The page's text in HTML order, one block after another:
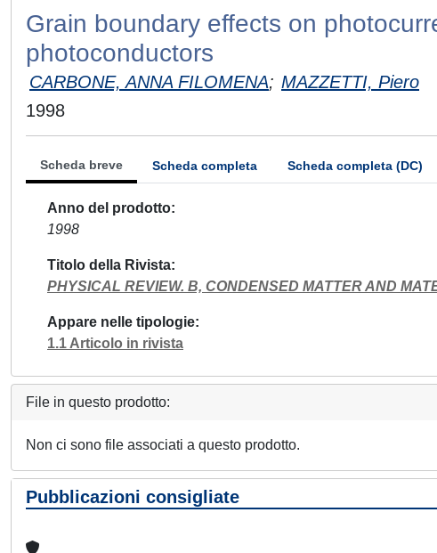
Grain boundary effects on
photoconductors
CARBONE, ANNA FILOMENA; MAZZETTI, Piero
1998
Scheda breve Scheda completa Scheda completa (DC)
Anno del prodotto
1998
Titolo della Rivista
PHYSICAL REVIEW. B, CONDENSED MATTER AND
Appare nelle tipologie
1.1 Articolo in rivista
File in questo prodotto:
Non ci sono file associati a questo prodotto.
Pubblicazioni consigliate